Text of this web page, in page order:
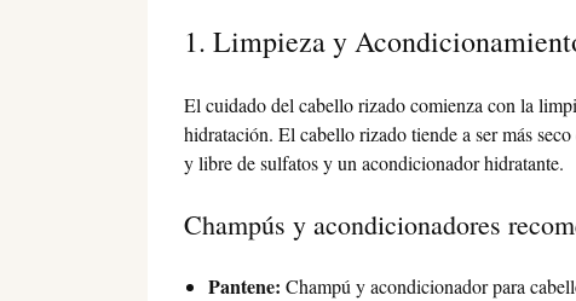
1. Limpieza y
El cuidado del cabello rizado comienza con la
hidratación. El cabello rizado tiende a ser más
y libre de sulfatos y un acondicionador hidratante.
Champús y acondicionadores
Pantene: Champú y acondicionador para